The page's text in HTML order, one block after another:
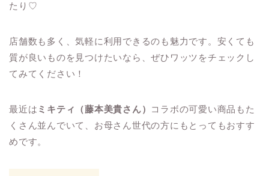
たり♡
店舗数も多く、気軽に利用できるのも魅力です。安くても
質が良いものを見つけたいなら、ぜひワッツをチェックし
てみてください！
最近は ミキティ（藤本美貴さん） コラボの可愛い商品もた
くさん並んでいて、お母さん世代の方にもとってもおすす
めです。